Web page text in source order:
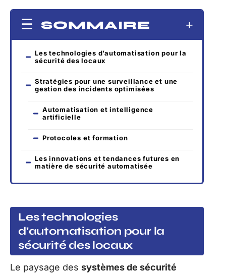
SOMMAIRE
Les technologies d’automatisation pour la
sécurité des locaux
Stratégies pour une surveillance et une
gestion des incidents optimisées
Automatisation et intelligence
artificielle
Protocoles et formation
Les innovations et tendances futures en
matière de sécurité automatisée
Les technologies
d’automatisation pour la
sécurité des locaux
Le paysage des systèmes de sécurité